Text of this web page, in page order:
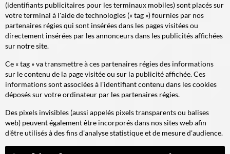
(identifiants publicitaires pour les terminaux mobiles) sont placés sur
votre terminal à l'aide de technologies (« tag ») fournies par nos
partenaires régies qui sont insérées dans les pages visitées ou
directement insérées par les annonceurs dans les publicités affichées
sur notre site.
Ce « tag » va transmettre à ces partenaires régies des informations
sur le contenu de la page visitée ou sur la publicité affichée. Ces
informations sont associées à l'identifiant contenu dans les cookies
déposés sur votre ordinateur par les partenaires régies.
Des pixels invisibles (aussi appelés pixels transparents ou balises
web) peuvent également être incorporés dans nos sites web afin
d'être utilisés à des fins d'analyse statistique et de mesure d'audience.